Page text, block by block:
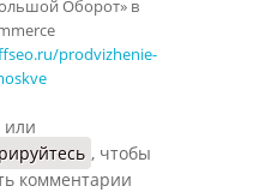
Оборот» в
prodvizhenie-
или
, чтобы
комментарии